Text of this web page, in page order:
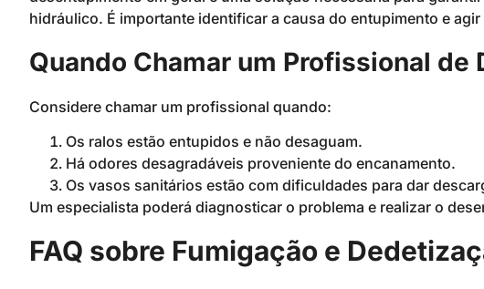
hidráulico. É importante identificar a causa do entupimento e
Quando Chamar um Profissional de
Considere chamar um profissional quando:
Os ralos estão entupidos e não desaguam.
Há odores desagradáveis proveniente do encanamento.
Os vasos sanitários estão com dificuldades para dar
Um especialista poderá diagnosticar o problema e realizar o
FAQ sobre Fumigação e